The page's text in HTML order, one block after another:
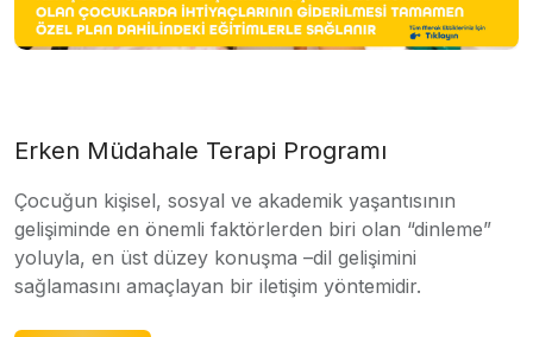
Erken Müdahale Terapi Programı
Çocuğun kişisel, sosyal ve akademik yaşantısının
gelişiminde en önemli faktörlerden biri olan “dinleme”
yoluyla, en üst düzey konuşma –dil gelişimini
sağlamasını amaçlayan bir iletişim yöntemidir.